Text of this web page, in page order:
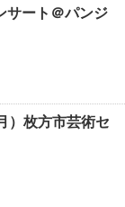
サート＠パンジ
枚方市芸術セ